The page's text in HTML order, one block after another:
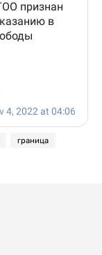
граница